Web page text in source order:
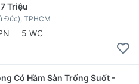
Triệu
Đức), TPHCM
5 WC
Có Hầm Sàn Trống Suốt -